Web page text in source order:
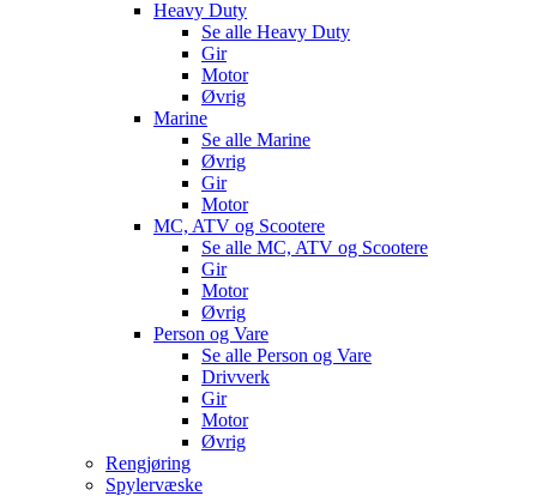
Heavy Duty
Se alle Heavy Duty
Gir
Motor
Øvrig
Marine
Se alle Marine
Øvrig
Gir
Motor
MC, ATV og Scootere
Se alle MC, ATV og Scootere
Gir
Motor
Øvrig
Person og Vare
Se alle Person og Vare
Drivverk
Gir
Motor
Øvrig
Rengjøring
Spylervæske